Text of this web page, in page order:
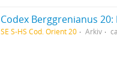
SE S-HS Cod. Orient 20 Arkiv